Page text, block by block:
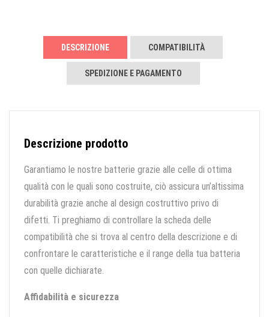
DESCRIZIONE COMPATIBILITÀ
SPEDIZIONE E PAGAMENTO
Descrizione prodotto
Garantiamo le nostre batterie grazie alle celle di ottima
qualità con le quali sono costruite, ciò assicura un’altissima
durabilità grazie anche al design costruttivo privo di
difetti. Ti preghiamo di controllare la scheda delle
compatibilità che si trova al centro della descrizione e di
confrontare le caratteristiche e il range della tua batteria
con quelle dichiarate.
Affidabilità e sicurezza